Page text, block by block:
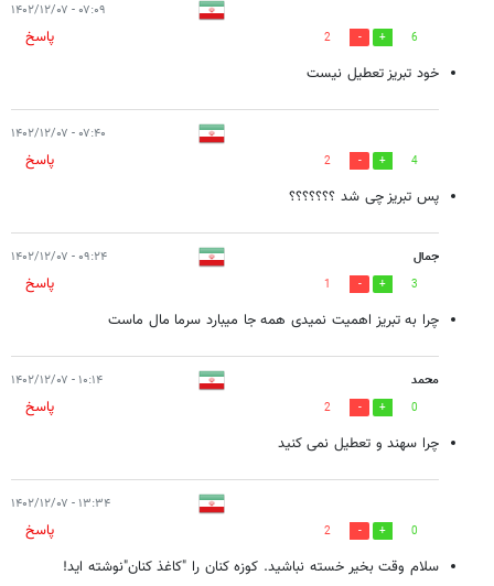
۰۷:۰۹ - ۱۴۰۲/۱۲/۰۷
6
2
پاسخ
خود تبریز تعطیل نیست
۰۷:۴۰ - ۱۴۰۲/۱۲/۰۷
4
2
پاسخ
پس تبریز چی شد ؟؟؟؟؟؟؟
جمال ۰۹:۲۴ - ۱۴۰۲/۱۲/۰۷
3
1
پاسخ
چرا به تبریز اهمیت نمیدی همه جا میبارد سرما مال ماست
محمد ۱۰:۱۴ - ۱۴۰۲/۱۲/۰۷
0
2
پاسخ
چرا سهند و تعطیل نمی کنید
۱۳:۳۴ - ۱۴۰۲/۱۲/۰۷
0
2
پاسخ
سلام وقت بخیر خسته نباشید. کوزه کنان را "کاغذ کنان"نوشته اید!